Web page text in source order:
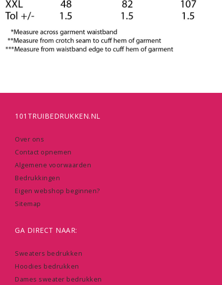
101TRUIBEDRUKKEN.NL
Over ons
Contact opnemen
Algemene voorwaarden
Bedrukkingen
Eigen webshop beginnen?
Sitemap
GA DIRECT NAAR:
Sweaters bedrukken
Hoodies bedrukken
Dames sweater bedrukken